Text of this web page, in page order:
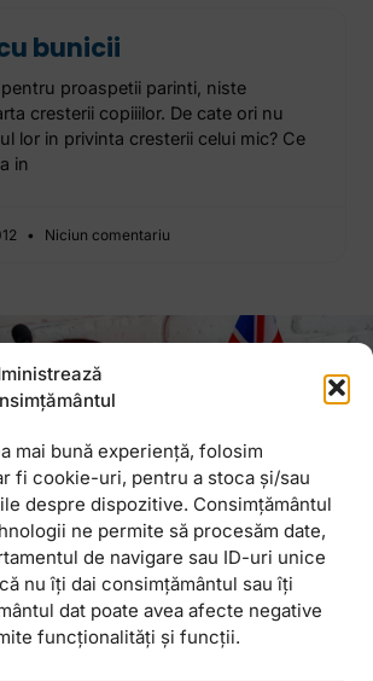
mai bună experiență, folosim
fi cookie-uri, pentru a stoca și/sau
despre dispozitive. Consimțământul
ne permite să procesăm date,
de navigare sau ID-uri unice
nu îți dai consimțământul sau îți
dat poate avea afecte negative
funcționalități și funcții.
bunicii
proaspetii parinti, niste
cresterii copiiilor. De cate ori nu
lor in privinta cresterii celui mic? Ce
in
Niciun comentariu
Newsletter
pe toţi cei din echipa FollowMe
zâmbind. Vrem să realizăm asta